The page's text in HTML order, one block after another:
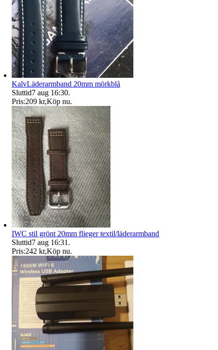
KalvLäderarmband 20mm mörkblå
Sluttid7 aug 16:30.
Pris:209 kr,Köp nu.
IWC stil grönt 20mm flieger textil/läderarmband
Sluttid7 aug 16:31 .
Pris:242 kr,Köp nu.